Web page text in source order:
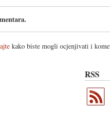
kako biste mogli ocjenjivati i
RSS